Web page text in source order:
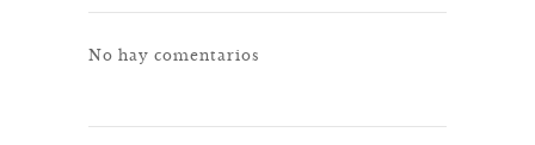
No hay comentarios